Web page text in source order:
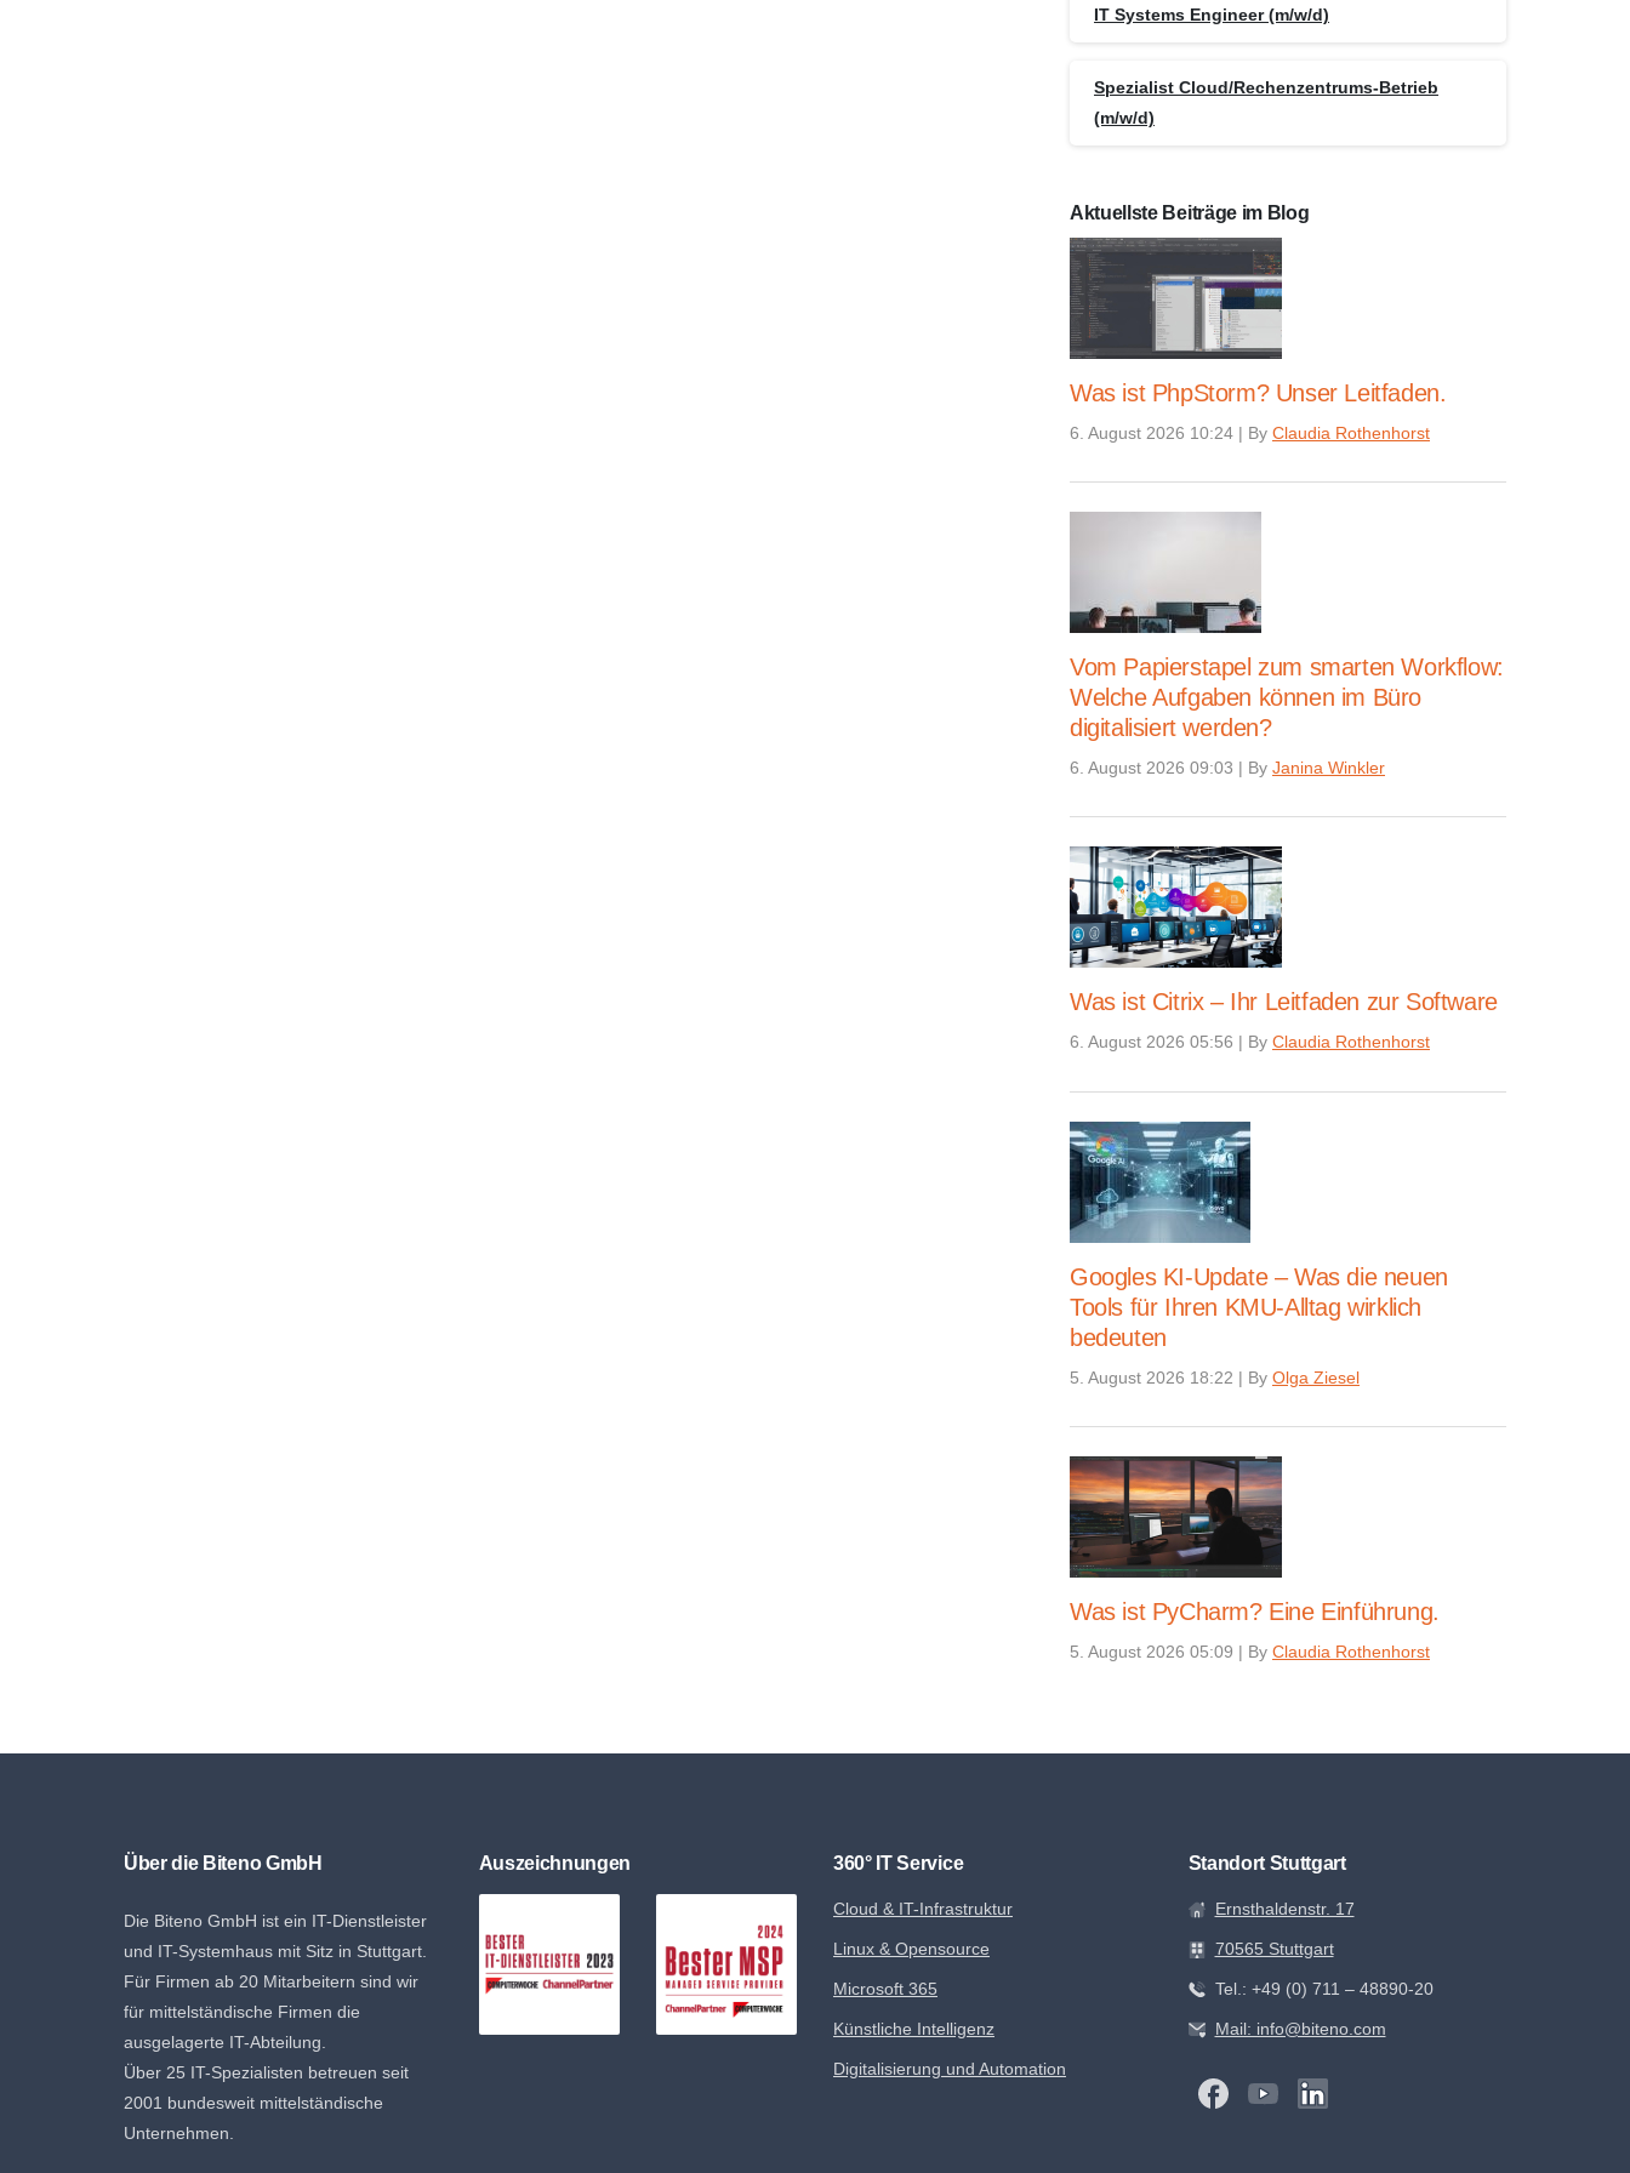
IT Systems Engineer (m/w/d)
Spezialist Cloud/Rechenzentrums-Betrieb
(m/w/d)
Aktuellste Beiträge im Blog
Was ist PhpStorm? Unser Leitfaden.
6. August 2026 10:24 | By Claudia Rothenhorst
Vom Papierstapel zum smarten Workflow:
Welche Aufgaben können im Büro
digitalisiert werden?
6. August 2026 09:03 | By Janina Winkler
Was ist Citrix – Ihr Leitfaden zur Software
6. August 2026 05:56 | By Claudia Rothenhorst
Googles KI-Update – Was die neuen
Tools für Ihren KMU-Alltag wirklich
bedeuten
5. August 2026 18:22 | By Olga Ziesel
Was ist PyCharm? Eine Einführung.
5. August 2026 05:09 | By Claudia Rothenhorst
Über die Biteno GmbH
Die Biteno GmbH ist ein IT-Dienstleister
und IT-Systemhaus mit Sitz in Stuttgart.
Für Firmen ab 20 Mitarbeitern sind wir
für mittelständische Firmen die
ausgelagerte IT-Abteilung.
Über 25 IT-Spezialisten betreuen seit
2001 bundesweit mittelständische
Unternehmen.
Auszeichnungen 360° IT Service
Cloud & IT-Infrastruktur
Linux & Opensource
Microsoft 365
Künstliche Intelligenz
Digitalisierung und Automation
Standort Stuttgart
Ernsthaldenstr. 17
70565 Stuttgart
Tel.: +49 (0) 711 – 48890-20
Mail: info@biteno.com